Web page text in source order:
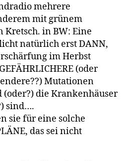
mehrere
mit grünem
in BW: Eine
natürlich erst DANN,
im Herbst
(oder
Mutationen
die Krankenhäuser
sind….
sie für eine solche
das sei nicht